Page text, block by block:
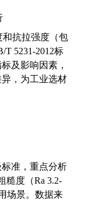
和抗拉强度（包
T 5231-2012标
及影响因素，
，为工业选材
准，重点分析
糙度（Ra 3.2-
场景。数据来